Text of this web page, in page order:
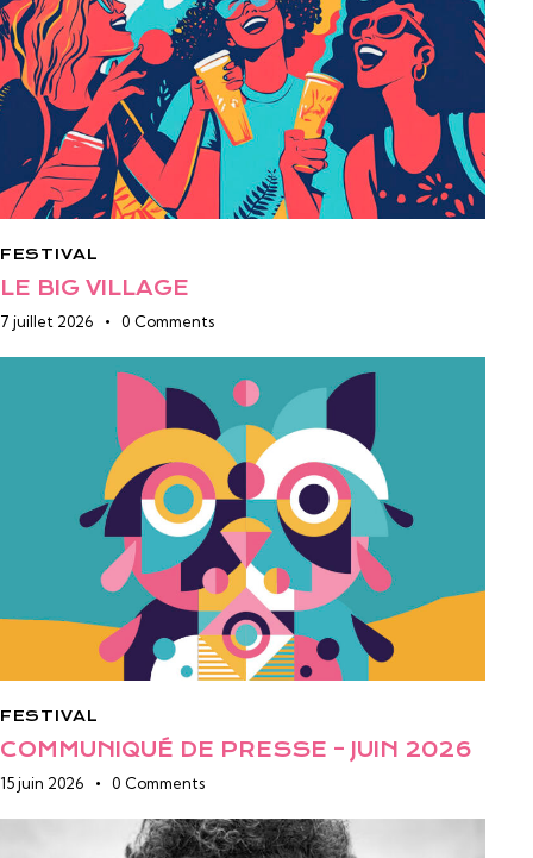
FESTIVAL
LE BIG VILLAGE
7 juillet 2026 0 Comments
FESTIVAL
COMMUNIQUÉ DE PRESSE – JUIN 2026
15 juin 2026 0 Comments